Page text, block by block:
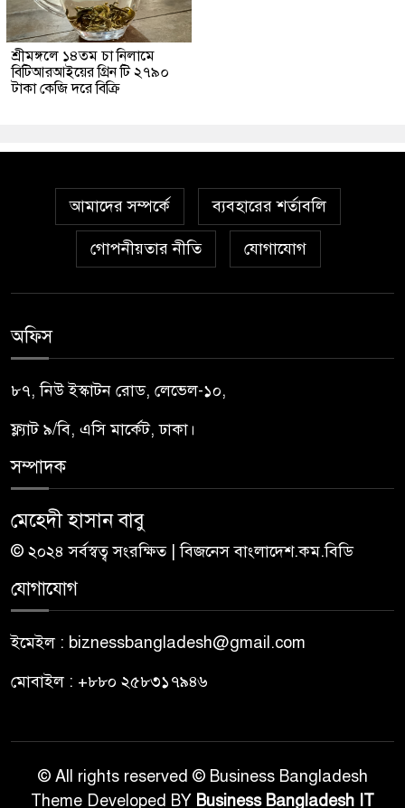
শ্রীমঙ্গলে ১৪তম চা নিলামে
বিটিআরআইয়ের গ্রিন টি ২৭৯০
টাকা কেজি দরে বিক্রি
আমাদের সম্পর্কে ব্যবহারের শর্তাবলি
গোপনীয়তার নীতি যোগাযোগ
অফিস
৮৭, নিউ ইস্কাটন রোড, লেভেল-১০,
ফ্ল্যাট ৯/বি, এসি মার্কেট, ঢাকা।
সম্পাদক
মেহেদী হাসান বাবু
© ২০২৪ সর্বস্বত্ব সংরক্ষিত | বিজনেস বাংলাদেশ.কম.বিডি
যোগাযোগ
ইমেইল : biznessbangladesh@gmail.com
মোবাইল : +৮৮০ ২৫৮৩১৭৯৪৬
© All rights reserved © Business Bangladesh
Theme Developed BY Business Bangladesh IT